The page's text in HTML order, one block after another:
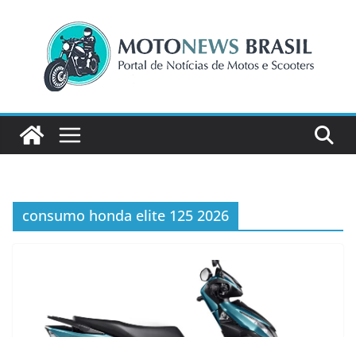
conteúdo
consumo honda elite 125 2026